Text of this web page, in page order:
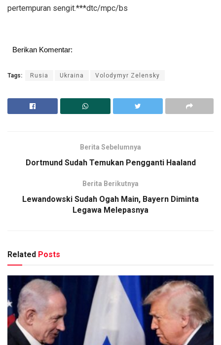
pertempuran sengit.***dtc/mpc/bs
Berikan Komentar:
Tags: Rusia Ukraina Volodymyr Zelensky
Berita Sebelumnya
Dortmund Sudah Temukan Pengganti Haaland
Berita Berikutnya
Lewandowski Sudah Ogah Main, Bayern Diminta
Legawa Melepasnya
Related Posts